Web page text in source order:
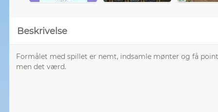
Beskrivelse
Formålet med spillet er nemt, indsamle mønter og få
men det værd.